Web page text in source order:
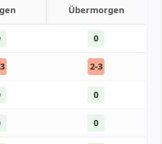
Übermorgen
0
2-3
0
0